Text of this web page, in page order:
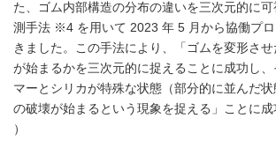
た、ゴム内部構造の分布の違いを三次元的に
測手法 ※4 を用いて 2023 年 5 月から協働プ
きました。この手法により、「ゴムを変形さ
が始まるかを三次元的に捉えることに成功し、
マーとシリカが特殊な状態（部分的に並んだ
の破壊が始まるという現象を捉える」ことに
）